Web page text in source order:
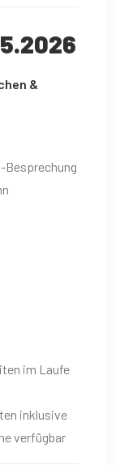
&
Besprechung
im Laufe
inklusive
verfügbar